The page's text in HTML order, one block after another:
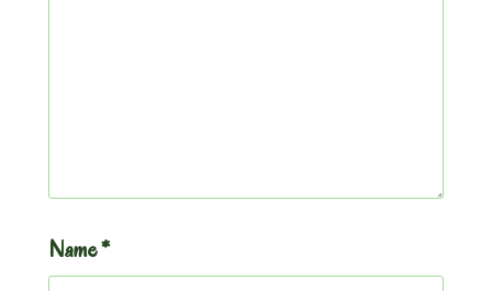
Name*